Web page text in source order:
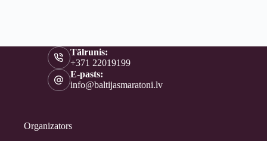
Tālrunis:
+371 22019199
E-pasts:
info@baltijasmaratoni.lv
Organizators